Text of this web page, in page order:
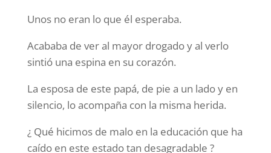
Unos no eran lo que él esperaba.
Acababa de ver al mayor drogado y al verlo
sintió una espina en su corazón.
La esposa de este papá, de pie a un lado y en
silencio, lo acompaña con la misma herida.
¿ Qué hicimos de malo en la educación que ha
caído en este estado tan desagradable ?